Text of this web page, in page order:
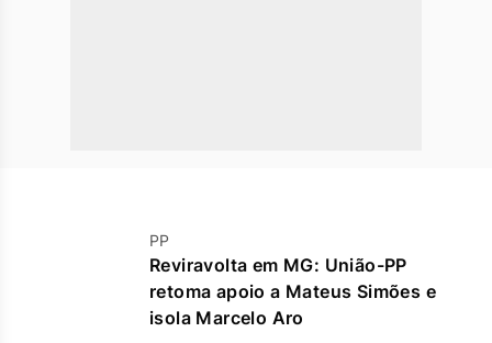
PP
Reviravolta em MG: União-PP
retoma apoio a Mateus Simões e
isola Marcelo Aro